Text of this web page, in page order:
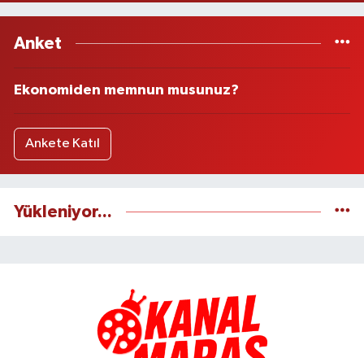
Anket
Ekonomiden memnun musunuz?
Ankete Katıl
Yükleniyor...